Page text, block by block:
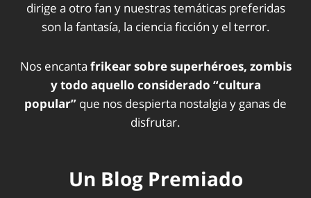
dirige a otro fan y nuestras temáticas preferidas
son la fantasía, la ciencia ficción y el terror.
Nos encanta frikear sobre superhéroes, zombis
y todo aquello considerado “cultura
popular” que nos despierta nostalgia y ganas de
disfrutar.
Un Blog Premiado